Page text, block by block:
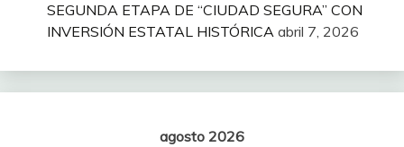
SEGUNDA ETAPA DE “CIUDAD SEGURA” CON
INVERSIÓN ESTATAL HISTÓRICA abril 7, 2026
agosto 2026